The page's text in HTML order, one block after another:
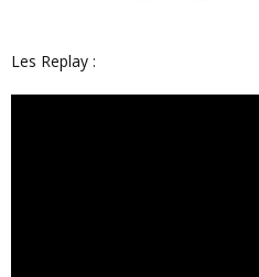
Les Replay :